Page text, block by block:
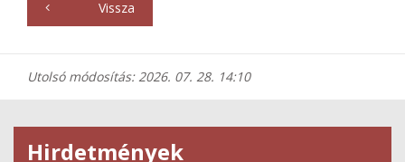
Vissza
Utolsó módosítás: 2026. 07. 28. 14:10
Hirdetmények